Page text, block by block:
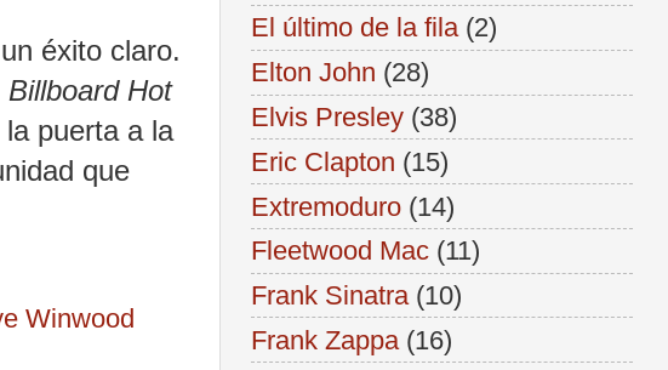
éxito claro.
Billboard Hot
puerta a la
que
Winwood
El último de la fila (2)
Elton John (28)
Elvis Presley (38)
Eric Clapton (15)
Extremoduro (14)
Fleetwood Mac (11)
Frank Sinatra (10)
Frank Zappa (16)